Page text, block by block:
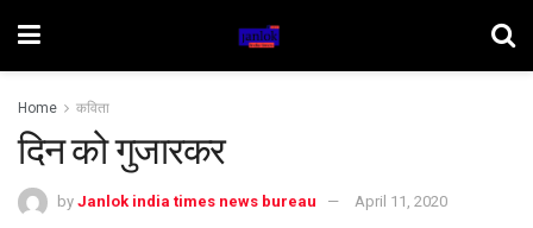
Home कविता
दिन को गुजारकर
by Janlok india times news bureau April 11, 2020